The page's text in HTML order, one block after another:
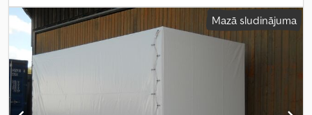
iekraušanas telpas augstums:1 900 mm, riepas izmērs:185/60 R
12C, riteņu bāze:750 mm , Ražošanas gads:2026,
Aprīkojums:
augšupielādētājs
Mazā sludinājuma